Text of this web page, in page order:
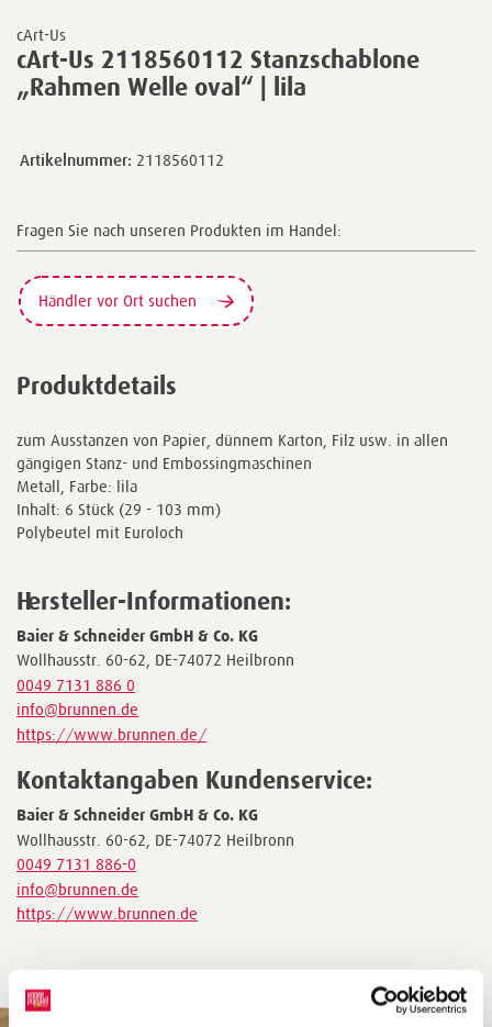
cArt-Us
cArt-Us 2118560112 Stanzschablone
„Rahmen Welle oval“ | lila
Artikelnummer: 2118560112
Fragen Sie nach unseren Produkten im Handel:
Händler vor Ort suchen
Produktdetails
zum Ausstanzen von Papier, dünnem Karton, Filz usw. in allen
gängigen Stanz- und Embossingmaschinen
Metall, Farbe: lila
Inhalt: 6 Stück (29 - 103 mm)
Polybeutel mit Euroloch
Hersteller-Informationen:
Baier & Schneider GmbH & Co. KG
Wollhausstr. 60-62, DE-74072 Heilbronn
0049 7131 886 0
info@brunnen.de
https://www.brunnen.de/
Kontaktangaben Kundenservice:
Baier & Schneider GmbH & Co. KG
Wollhausstr. 60-62, DE-74072 Heilbronn
0049 7131 886-0
info@brunnen.de
https://www.brunnen.de